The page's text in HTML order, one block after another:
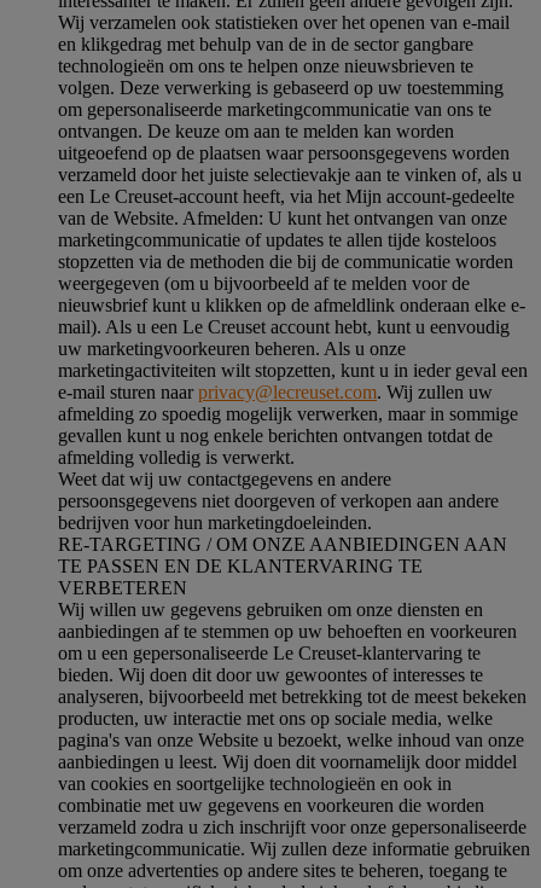
Wij verzamelen ook statistieken over het openen van e-mail
en klikgedrag met behulp van de in de sector gangbare
technologieën om ons te helpen onze nieuwsbrieven te
volgen. Deze verwerking is gebaseerd op uw toestemming
om gepersonaliseerde marketingcommunicatie van ons te
ontvangen. De keuze om aan te melden kan worden
uitgeoefend op de plaatsen waar persoonsgegevens worden
verzameld door het juiste selectievakje aan te vinken of, als u
een Le Creuset-account heeft, via het Mijn account-gedeelte
van de Website. Afmelden: U kunt het ontvangen van onze
marketingcommunicatie of updates te allen tijde kosteloos
stopzetten via de methoden die bij de communicatie worden
weergegeven (om u bijvoorbeeld af te melden voor de
nieuwsbrief kunt u klikken op de afmeldlink onderaan elke e-
mail). Als u een Le Creuset account hebt, kunt u eenvoudig
uw marketingvoorkeuren beheren. Als u onze
marketingactiviteiten wilt stopzetten, kunt u in ieder geval een
e-mail sturen naarprivacy@lecreuset.com. Wij zullen uw
afmelding zo spoedig mogelijk verwerken, maar in sommige
gevallen kunt u nog enkele berichten ontvangen totdat de
afmelding volledig is verwerkt.
Weet dat wij uw contactgegevens en andere
persoonsgegevens niet doorgeven of verkopen aan andere
bedrijven voor hun marketingdoeleinden.
RE-TARGETING / OM ONZE AANBIEDINGEN AAN
TE PASSEN EN DE KLANTERVARING TE
VERBETEREN
Wij willen uw gegevens gebruiken om onze diensten en
aanbiedingen af te stemmen op uw behoeften en voorkeuren
om u een gepersonaliseerde Le Creuset-klantervaring te
bieden. Wij doen dit door uw gewoontes of interesses te
analyseren, bijvoorbeeld met betrekking tot de meest bekeken
producten, uw interactie met ons op sociale media, welke
pagina's van onze Website u bezoekt, welke inhoud van onze
aanbiedingen u leest. Wij doen dit voornamelijk door middel
van cookies en soortgelijke technologieën en ook in
combinatie met uw gegevens en voorkeuren die worden
verzameld zodra u zich inschrijft voor onze gepersonaliseerde
marketingcommunicatie. Wij zullen deze informatie gebruiken
om onze advertenties op andere sites te beheren, toegang te